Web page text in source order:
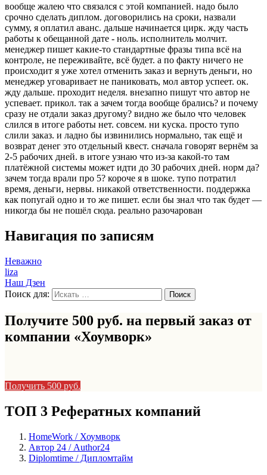
вообще жалею что связался с этой компанией. надо было
срочно сделать диплом. договорились на сроки, назвали
сумму, я оплатил аванс. дальше начинается цирк. жду часть
работы к обещанной дате - ноль. исполнитель молчит.
менеджер пишет какие-то стандартные фразы типа всё на
контроле, не переживайте, всё будет. а по факту ничего не
происходит я уже хотел отменить заказ и вернуть деньги, но
менеджер уговаривает не паниковать, мол автор успеет. ок.
жду дальше. проходит неделя. внезапно пишут что автор не
успевает. прикол. так а зачем тогда вообще брались? и почему
сразу не отдали заказ другому? видно же было что человек
слился в итоге работы нет. совсем. ни куска. просто тупо
слили заказ. и ладно бы извинились нормально, так ещё и
возврат денег это отдельный квест. сначала говорят вернём за
2-5 рабочих дней. в итоге узнаю что из-за какой-то там
платёжной системы может идти до 30 рабочих дней. норм да?
зачем тогда врали про 5? короче я в шоке. тупо потратил
время, деньги, нервы. никакой ответственности. поддержка
как попугай одно и то же пишет. если бы знал что так будет —
никогда бы не пошёл сюда. реально разочарован
Навигация по записям
Неважно
liza
Наш Дзен
Поиск для:
Получите 500 руб. на первый заказ от
компании «Хоумворк»
Получить 500 руб.
ТОП 3 Рефератных компаний
HomeWork / Хоумворк
Автор 24 / Author24
Diplomtime / Дипломтайм